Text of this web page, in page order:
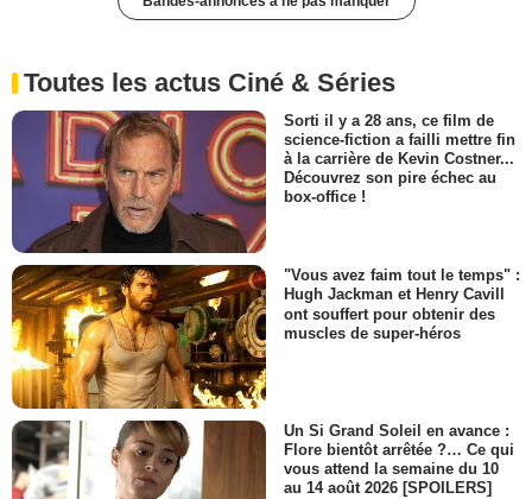
Toutes les actus Ciné & Séries
Sorti il y a 28 ans, ce film de
science-fiction a failli mettre fin
à la carrière de Kevin Costner...
Découvrez son pire échec au
box-office !
"Vous avez faim tout le temps" :
Hugh Jackman et Henry Cavill
ont souffert pour obtenir des
muscles de super-héros
Un Si Grand Soleil en avance :
Flore bientôt arrêtée ?… Ce qui
vous attend la semaine du 10
au 14 août 2026 [SPOILERS]